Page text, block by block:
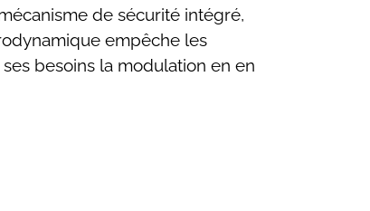
de sécurité intégré,
empêche les
besoins la modulation en en